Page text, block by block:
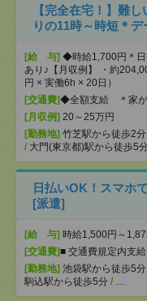
【完全在宅！】難
りの11時～時短＊
[給 与] ◆時給1,700円＊日
あり♪【月収例】 ・約
円 × 実働6h × 20日）
[交通費]◆全額支給 ＊家が
[月収例] 20～25万円
[勤務地] 竹芝駅から徒歩2分
/ 大門(東京都)駅から徒歩5
日払いOK！スマホ
[派遣]
[給 与] 時給1,500円～
[交通費]■ 交通費規定内支
[勤務地] 池袋駅から徒歩5分
駒込駅から徒歩5分 / …